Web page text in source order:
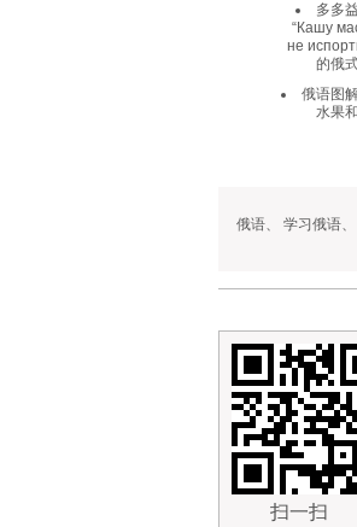
多多
“Кашу
не
的俄
俄语图
水果
俄语、 学习俄语、
扫一扫